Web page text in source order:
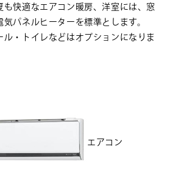
も快適なエアコン暖房、洋室には、窓
気パネルヒーターを標準とします。
・トイレなどはオプションになりま
エアコン